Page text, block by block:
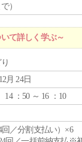
）
て詳しく学ぶ～
月 24日
14 ：50 ～ 16 ：10
回／分割支払い）×6